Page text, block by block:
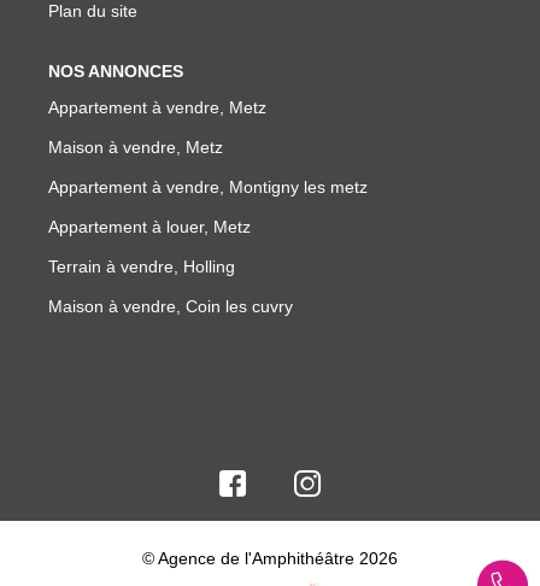
Plan du site
NOS ANNONCES
Appartement à vendre, Metz
Maison à vendre, Metz
Appartement à vendre, Montigny les metz
Appartement à louer, Metz
Terrain à vendre, Holling
Maison à vendre, Coin les cuvry
© Agence de l'Amphithéâtre 2026